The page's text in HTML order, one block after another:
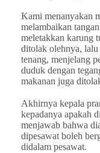
Kami menanyakan
melambaikan
meletakkan karung
ditolak olehnya,
tenang, menjelang
duduk dengan
makanan juga
Akhirnya kepala
kepadanya apakah
menjawab bahwa
dipesawat boleh
didalam pesawat.